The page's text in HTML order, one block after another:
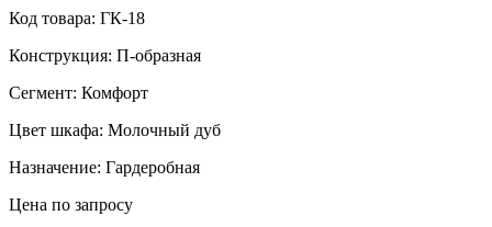
Код товара: ГК-18
Конструкция: П-образная
Сегмент: Комфорт
Цвет шкафа: Молочный дуб
Назначение: Гардеробная
Цена по запросу